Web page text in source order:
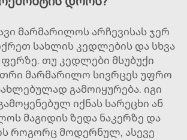
მარმარილოს არჩევისას ჯერ
სახლის კედლების და სხვა
ფერზე. თუ კედლები მსუბუქი
მარმარილო სივრცეს უფრო
გამოიყურება. იგი
იქნას სარეცხი ან
მაგიდის ზედა ნაკერზე და
როგორც მოდერნულ, ასევე